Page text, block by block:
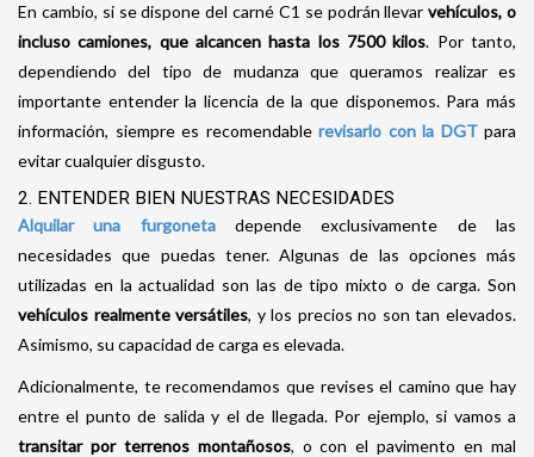
En cambio, si se dispone del carné C1 se podrán llevarvehículos, o
incluso camiones, que alcancen hasta los 7500 kilos. Por tanto,
dependiendo del tipo de mudanza que queramos realizar es
importante entender la licencia de la que disponemos. Para más
información, siempre es recomendable revisarlo con la DGTpara
evitar cualquier disgusto.
2. ENTENDER BIEN NUESTRAS NECESIDADES
Alquilar una furgonetadepende exclusivamente de las
necesidades que puedas tener. Algunas de las opciones más
utilizadas en la actualidad son las de tipo mixto o de carga. Son
vehículos realmente versátiles, y los precios no son tan elevados.
Asimismo, su capacidad de carga es elevada.
Adicionalmente, te recomendamos que revises el camino que hay
entre el punto de salida y el de llegada. Por ejemplo, si vamos a
transitar por terrenos montañosos, o con el pavimento en mal